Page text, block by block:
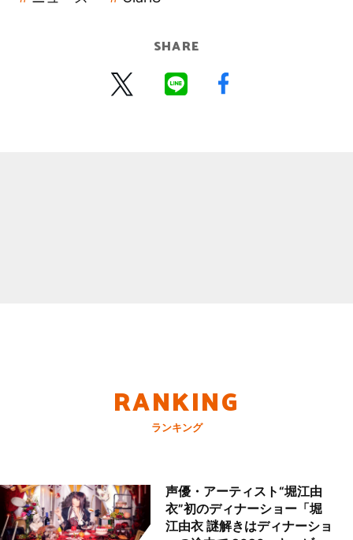
SHARE
RANKING
ランキング
声優・アーティスト“堀江由
衣”初のディナーショー「堀
江由衣 謎解きはディナーショ